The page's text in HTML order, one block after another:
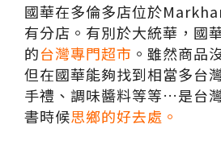
國華在多倫多店位於
有分店。有別於大統華，國
的台灣專門超市 。雖然商品
但在國華能夠找到相當多台
手禮、調味醬料等等…是台
書時候思鄉的好去處。